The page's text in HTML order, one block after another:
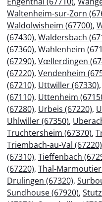
Waltenheim-sur-Zorn
Waldolwisheim (67700),
(67430), Waldersbach
(67360), Wahlenheim
(67290), Vœllerdingen
(67220), Vendenheim
(67210), Uttwiller (67330),
(67110), Uttenheim
(67280), Urbeis (67220),
Uhlwiller (67350),
Truchtersheim (67370),
Triembach-au-Val (67220)
(67310), Tieffenbach
(67220), Thal-Marmoutier
Drulingen (67320),
Sundhouse (67920),